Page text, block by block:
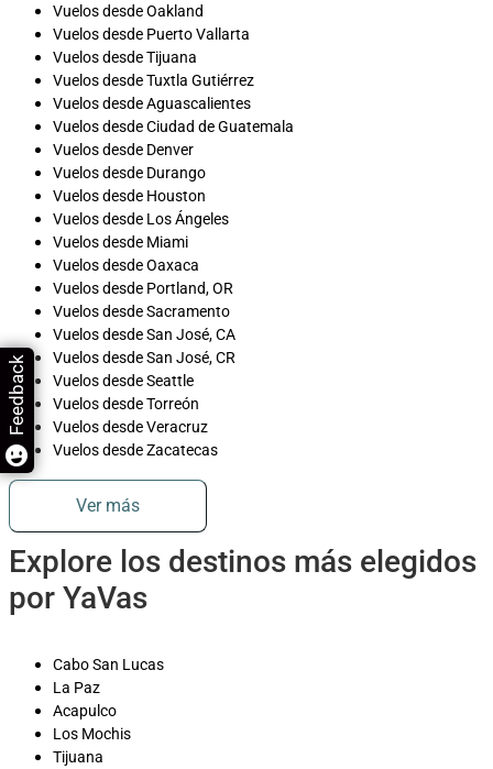
Vuelos desde Oakland
Vuelos desde Puerto Vallarta
Vuelos desde Tijuana
Vuelos desde Tuxtla Gutiérrez
Vuelos desde Aguascalientes
Vuelos desde Ciudad de Guatemala
Vuelos desde Denver
Vuelos desde Durango
Vuelos desde Houston
Vuelos desde Los Ángeles
Vuelos desde Miami
Vuelos desde Oaxaca
Vuelos desde Portland, OR
Vuelos desde Sacramento
Vuelos desde San José, CA
Vuelos desde San José, CR
Vuelos desde Seattle
Vuelos desde Torreón
Vuelos desde Veracruz
Vuelos desde Zacatecas
Ver más
Explore los destinos más elegidos
por YaVas
Cabo San Lucas
La Paz
Acapulco
Los Mochis
Tijuana
Feedback